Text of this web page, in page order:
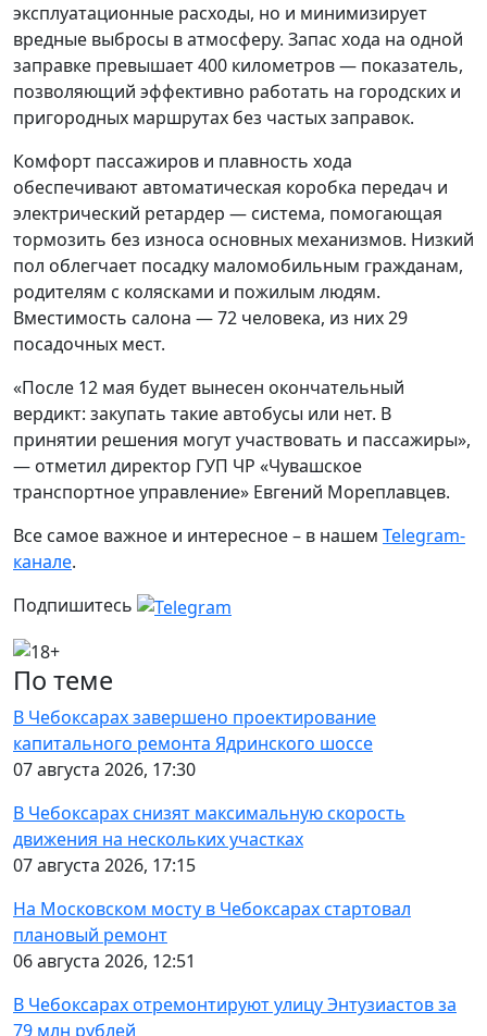
эксплуатационные расходы, но и минимизирует
вредные выбросы в атмосферу. Запас хода на одной
заправке превышает 400 километров — показатель,
позволяющий эффективно работать на городских и
пригородных маршрутах без частых заправок.
Комфорт пассажиров и плавность хода
обеспечивают автоматическая коробка передач и
электрический ретардер — система, помогающая
тормозить без износа основных механизмов. Низкий
пол облегчает посадку маломобильным гражданам,
родителям с колясками и пожилым людям.
Вместимость салона — 72 человека, из них 29
посадочных мест.
«После 12 мая будет вынесен окончательный
вердикт: закупать такие автобусы или нет. В
принятии решения могут участвовать и пассажиры»,
— отметил директор ГУП ЧР «Чувашское
транспортное управление» Евгений Мореплавцев.
Все самое важное и интересное – в нашем Telegram-
канале.
Подпишитесь
По теме
В Чебоксарах завершено проектирование
капитального ремонта Ядринского шоссе
07 августа 2026, 17:30
В Чебоксарах снизят максимальную скорость
движения на нескольких участках
07 августа 2026, 17:15
На Московском мосту в Чебоксарах стартовал
плановый ремонт
06 августа 2026, 12:51
В Чебоксарах отремонтируют улицу Энтузиастов за
79 млн рублей